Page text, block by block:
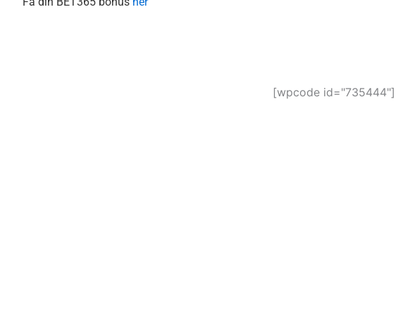
[wpcode id="735444"]